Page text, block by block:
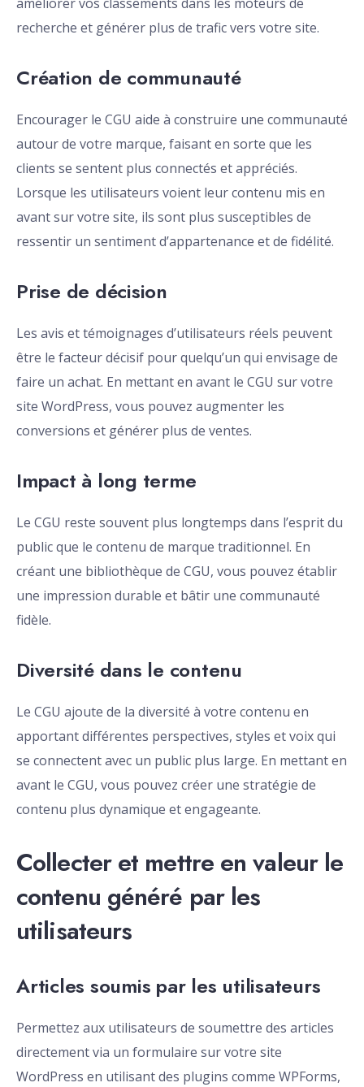
recherche et générer plus de trafic vers votre site.
Création de communauté
Encourager le CGU aide à construire une communauté
autour de votre marque, faisant en sorte que les
clients se sentent plus connectés et appréciés.
Lorsque les utilisateurs voient leur contenu mis en
avant sur votre site, ils sont plus susceptibles de
ressentir un sentiment d’appartenance et de fidélité.
Prise de décision
Les avis et témoignages d’utilisateurs réels peuvent
être le facteur décisif pour quelqu’un qui envisage de
faire un achat. En mettant en avant le CGU sur votre
site WordPress, vous pouvez augmenter les
conversions et générer plus de ventes.
Impact à long terme
Le CGU reste souvent plus longtemps dans l’esprit du
public que le contenu de marque traditionnel. En
créant une bibliothèque de CGU, vous pouvez établir
une impression durable et bâtir une communauté
fidèle.
Diversité dans le contenu
Le CGU ajoute de la diversité à votre contenu en
apportant différentes perspectives, styles et voix qui
se connectent avec un public plus large. En mettant en
avant le CGU, vous pouvez créer une stratégie de
contenu plus dynamique et engageante.
Collecter et mettre en valeur le
contenu généré par les
utilisateurs
Articles soumis par les utilisateurs
Permettez aux utilisateurs de soumettre des articles
directement via un formulaire sur votre site
WordPress en utilisant des plugins comme WPForms,